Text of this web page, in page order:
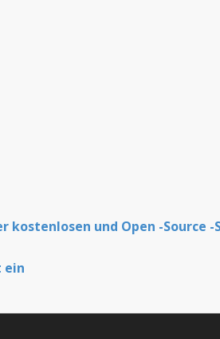
und Open -Source
ein